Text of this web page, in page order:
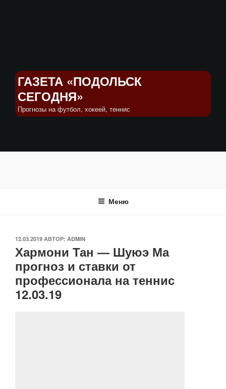
ГАЗЕТА «ПОДОЛЬСК
СЕГОДНЯ»
Прогнозы на футбол, хокеей, теннис
Меню
ОПУБЛИКОВАНО
12.03.2019 АВТОР: ADMIN
Хармони Тан — Шуюэ Ма
прогноз и ставки от
профессионала на теннис
12.03.19